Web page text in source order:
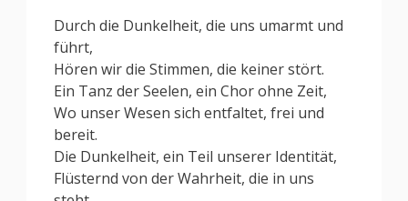
Durch die Dunkelheit, die uns umarmt und
führt,
Hören wir die Stimmen, die keiner stört.
Ein Tanz der Seelen, ein Chor ohne Zeit,
Wo unser Wesen sich entfaltet, frei und
bereit.
Die Dunkelheit, ein Teil unserer Identität,
Flüsternd von der Wahrheit, die in uns